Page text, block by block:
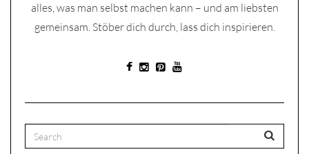
alles, was man selbst machen kann – und am liebsten
gemeinsam. Stöber dich durch, lass dich inspirieren.